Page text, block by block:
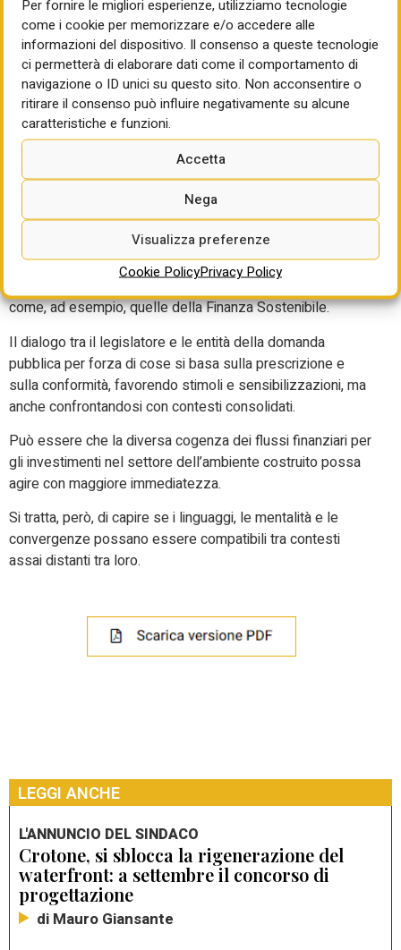
Per fornire le migliori esperienze, utilizziamo tecnologie
come i cookie per memorizzare e/o accedere alle
informazioni del dispositivo. Il consenso a queste tecnologie
ci permetterà di elaborare dati come il comportamento di
navigazione o ID unici su questo sito. Non acconsentire o
ritirare il consenso può influire negativamente su alcune
caratteristiche e funzioni.
Accetta
Nega
Visualizza preferenze
Cookie PolicyPrivacy Policy
gelosamente dai suoi proprietari, mentre esso, in una ottica
autenticamente collaborativa di condivisione, potrebbe
generare valori aggiunti.
L’irruzione del valore effettivo del dato sul mercato vede,
peraltro, come primo destinatario il mondo finanziario, dalle
istituzioni finanziarie internazionali e nazionali, ad ABI, ad
ANIA, ad AssoGestioni, in quanto fattore di mitigazione dei
rischi.
L’interrogativo che si deve porre un settore che si trova
agli albori della digitalizzazione, ma che opera per progetti
di investimento, è, tuttavia, ancora una volta se sia
disponibile a sovvertire prassi consolidate a fronte di leve,
come, ad esempio, quelle della Finanza Sostenibile.
Il dialogo tra il legislatore e le entità della domanda
pubblica per forza di cose si basa sulla prescrizione e
sulla conformità, favorendo stimoli e sensibilizzazioni, ma
anche confrontandosi con contesti consolidati.
Può essere che la diversa cogenza dei flussi finanziari per
gli investimenti nel settore dell’ambiente costruito possa
agire con maggiore immediatezza.
Si tratta, però, di capire se i linguaggi, le mentalità e le
convergenze possano essere compatibili tra contesti
assai distanti tra loro.
LEGGI ANCHE
L'ANNUNCIO DEL SINDACO
Crotone, si sblocca la rigenerazione del
waterfront: a settembre il concorso di
progettazione
di Mauro Giansante